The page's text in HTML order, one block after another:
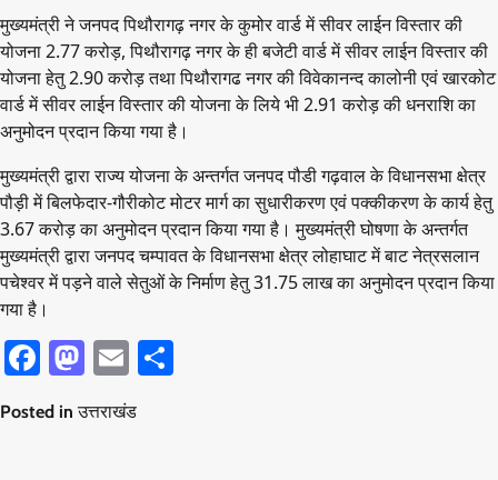
मुख्यमंत्री ने जनपद पिथौरागढ़ नगर के कुमोर वार्ड में सीवर लाईन विस्तार की
योजना 2.77 करोड़, पिथौरागढ़ नगर के ही बजेटी वार्ड में सीवर लाईन विस्तार की
योजना हेतु 2.90 करोड़ तथा पिथौरागढ नगर की विवेकानन्द कालोनी एवं खारकोट
वार्ड में सीवर लाईन विस्तार की योजना के लिये भी 2.91 करोड़ की धनराशि का
अनुमोदन प्रदान किया गया है।
मुख्यमंत्री द्वारा राज्य योजना के अन्तर्गत जनपद पौडी गढ़वाल के विधानसभा क्षेत्र
पौड़ी में बिलफेदार-गौरीकोट मोटर मार्ग का सुधारीकरण एवं पक्कीकरण के कार्य हेतु
3.67 करोड़ का अनुमोदन प्रदान किया गया है। मुख्यमंत्री घोषणा के अन्तर्गत
मुख्यमंत्री द्वारा जनपद चम्पावत के विधानसभा क्षेत्र लोहाघाट में बाट नेत्रसलान
पचेश्वर में पड़ने वाले सेतुओं के निर्माण हेतु 31.75 लाख का अनुमोदन प्रदान किया
गया है।
Facebook
Mastodon
Email
Posted inउत्तराखंड